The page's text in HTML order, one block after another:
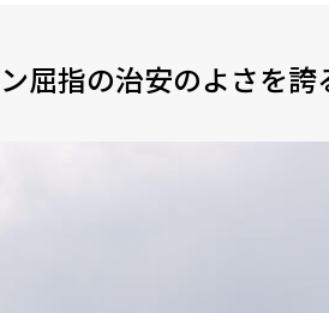
リスマス気分を先取り！
屈指の治安のよさを誇